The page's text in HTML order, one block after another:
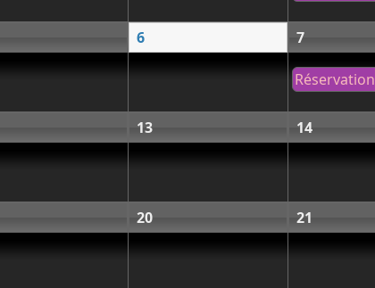
6 7
Réservation
13 14
20 21